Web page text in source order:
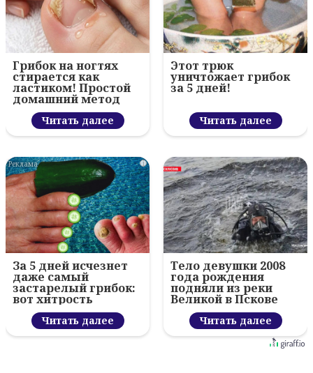
Грибок на ногтях
стирается как
ластиком! Простой
домашний метод
Читать далее
Этот трюк
уничтожает грибок
за 5 дней!
Читать далее
i
За 5 дней исчезнет
даже самый
застарелый грибок:
вот хитрость
Читать далее
Тело девушки 2008
года рождения
подняли из реки
Великой в Пскове
Читать далее